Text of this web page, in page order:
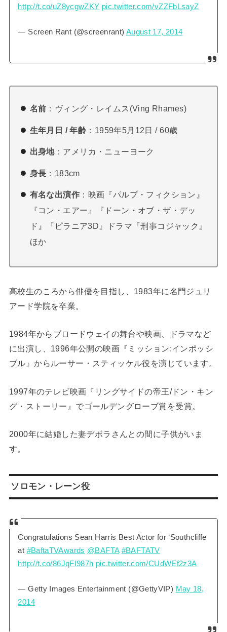
http://t.co/uZ8ycgwZKY pic.twitter.com/vZZFbLsayZ
— Screen Rant (@screenrant) August 17, 2014
名前 ：ヴィング・レイムス(Ving Rhames)
生年月日 / 年齢 ：1959年5月12日 / 60歳
出身地：アメリカ・ニューヨーク
身長 ：183cm
有名な出演作 ：映画『パルプ・フィクション』
『コン・エアー』『ドーン・オブ・ザ・デッ
ド』『ピラニア3D』ドラマ『刑事コジャック』
ほか
高校生のころから俳優を目指し、1983年に名門ジュリ
アード学院を卒業。
1984年からブロードウェイの舞台や映画、ドラマなど
に出演し、1996年公開の映画『ミッション:インポッシ
ブル』からルーサー・スティッケル役を演じています。
1997年のテレビ映画『リングサイドの帝王/ドン・キン
グ・ストーリー』でゴールデングローブ賞を受賞。
2000年に結婚した妻デボラさんとの間に子供がいま
す。
ソロモン・レーン役
Congratulations Sean Harris Best Actor for ‘Southcliffe
at #BaftaTVAwards @BAFTA #BAFTATV
http://t.co/86JqFI987h pic.twitter.com/CUdWEf2z3A
— Getty Images Entertainment (@GettyVIP) May 18,
2014